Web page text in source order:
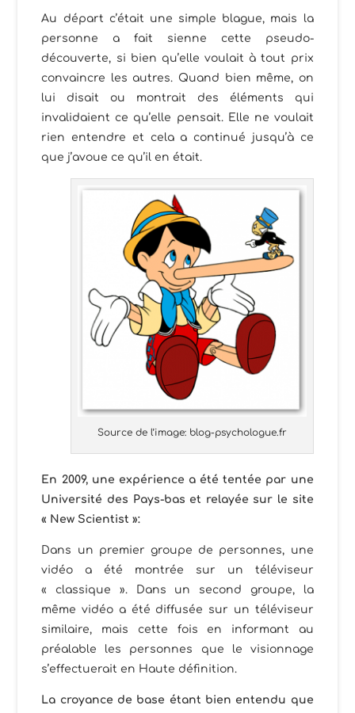
Au départ c’était une simple blague, mais la
personne a fait sienne cette pseudo-
découverte, si bien qu’elle voulait à tout prix
convaincre les autres. Quand bien même, on
lui disait ou montrait des éléments qui
invalidaient ce qu’elle pensait. Elle ne voulait
rien entendre et cela a continué jusqu’à ce
que j’avoue ce qu’il en était.
Source de l’image: blog-psychologue.fr
En 2009, une expérience a été tentée par une
Université des Pays-bas et relayée sur le site
« New Scientist »:
Dans un premier groupe de personnes, une
vidéo a été montrée sur un téléviseur
« classique ». Dans un second groupe, la
même vidéo a été diffusée sur un téléviseur
similaire, mais cette fois en informant au
préalable les personnes que le visionnage
s’effectuerait en Haute définition.
La croyance de base étant bien entendu que